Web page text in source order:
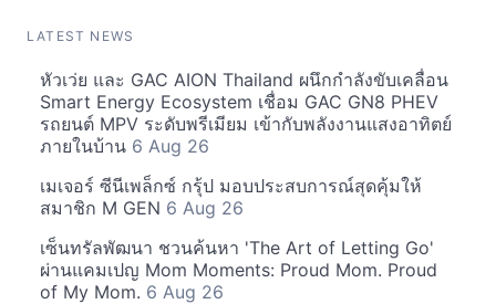
LATEST NEWS
หัวเว่ย และ GAC AION Thailand ผนึกกำลังขับเคลื่อน
Smart Energy Ecosystem เชื่อม GAC GN8 PHEV
รถยนต์ MPV ระดับพรีเมียม เข้ากับพลังงานแสงอาทิตย์
ภายในบ้าน 6 Aug 26
เมเจอร์ ซีนีเพล็กซ์ กรุ้ป มอบประสบการณ์สุดคุ้มให้
สมาชิก M GEN 6 Aug 26
เซ็นทรัลพัฒนา ชวนค้นหา 'The Art of Letting Go'
ผ่านแคมเปญ Mom Moments: Proud Mom. Proud
of My Mom. 6 Aug 26